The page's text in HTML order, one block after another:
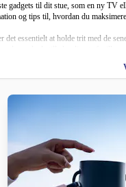
gadgets til dit stue, som en ny
og tips til, hvordan du
essentielt at holde trit med de
vores anmeldelser og
indstille dem korrekt for at
kvaliteten af dine enheder, men